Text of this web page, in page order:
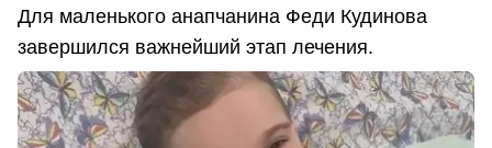
Для маленького анапчанина Феди Кудинова
завершился важнейший этап лечения.